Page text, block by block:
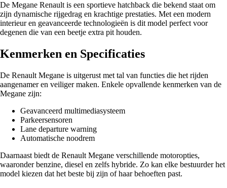
De Megane Renault is een sportieve hatchback die bekend staat om
zijn dynamische rijgedrag en krachtige prestaties. Met een modern
interieur en geavanceerde technologieën is dit model perfect voor
degenen die van een beetje extra pit houden.
Kenmerken en Specificaties
De Renault Megane is uitgerust met tal van functies die het rijden
aangenamer en veiliger maken. Enkele opvallende kenmerken van de
Megane zijn:
Geavanceerd multimediasysteem
Parkeersensoren
Lane departure warning
Automatische noodrem
Daarnaast biedt de Renault Megane verschillende motoropties,
waaronder benzine, diesel en zelfs hybride. Zo kan elke bestuurder het
model kiezen dat het beste bij zijn of haar behoeften past.